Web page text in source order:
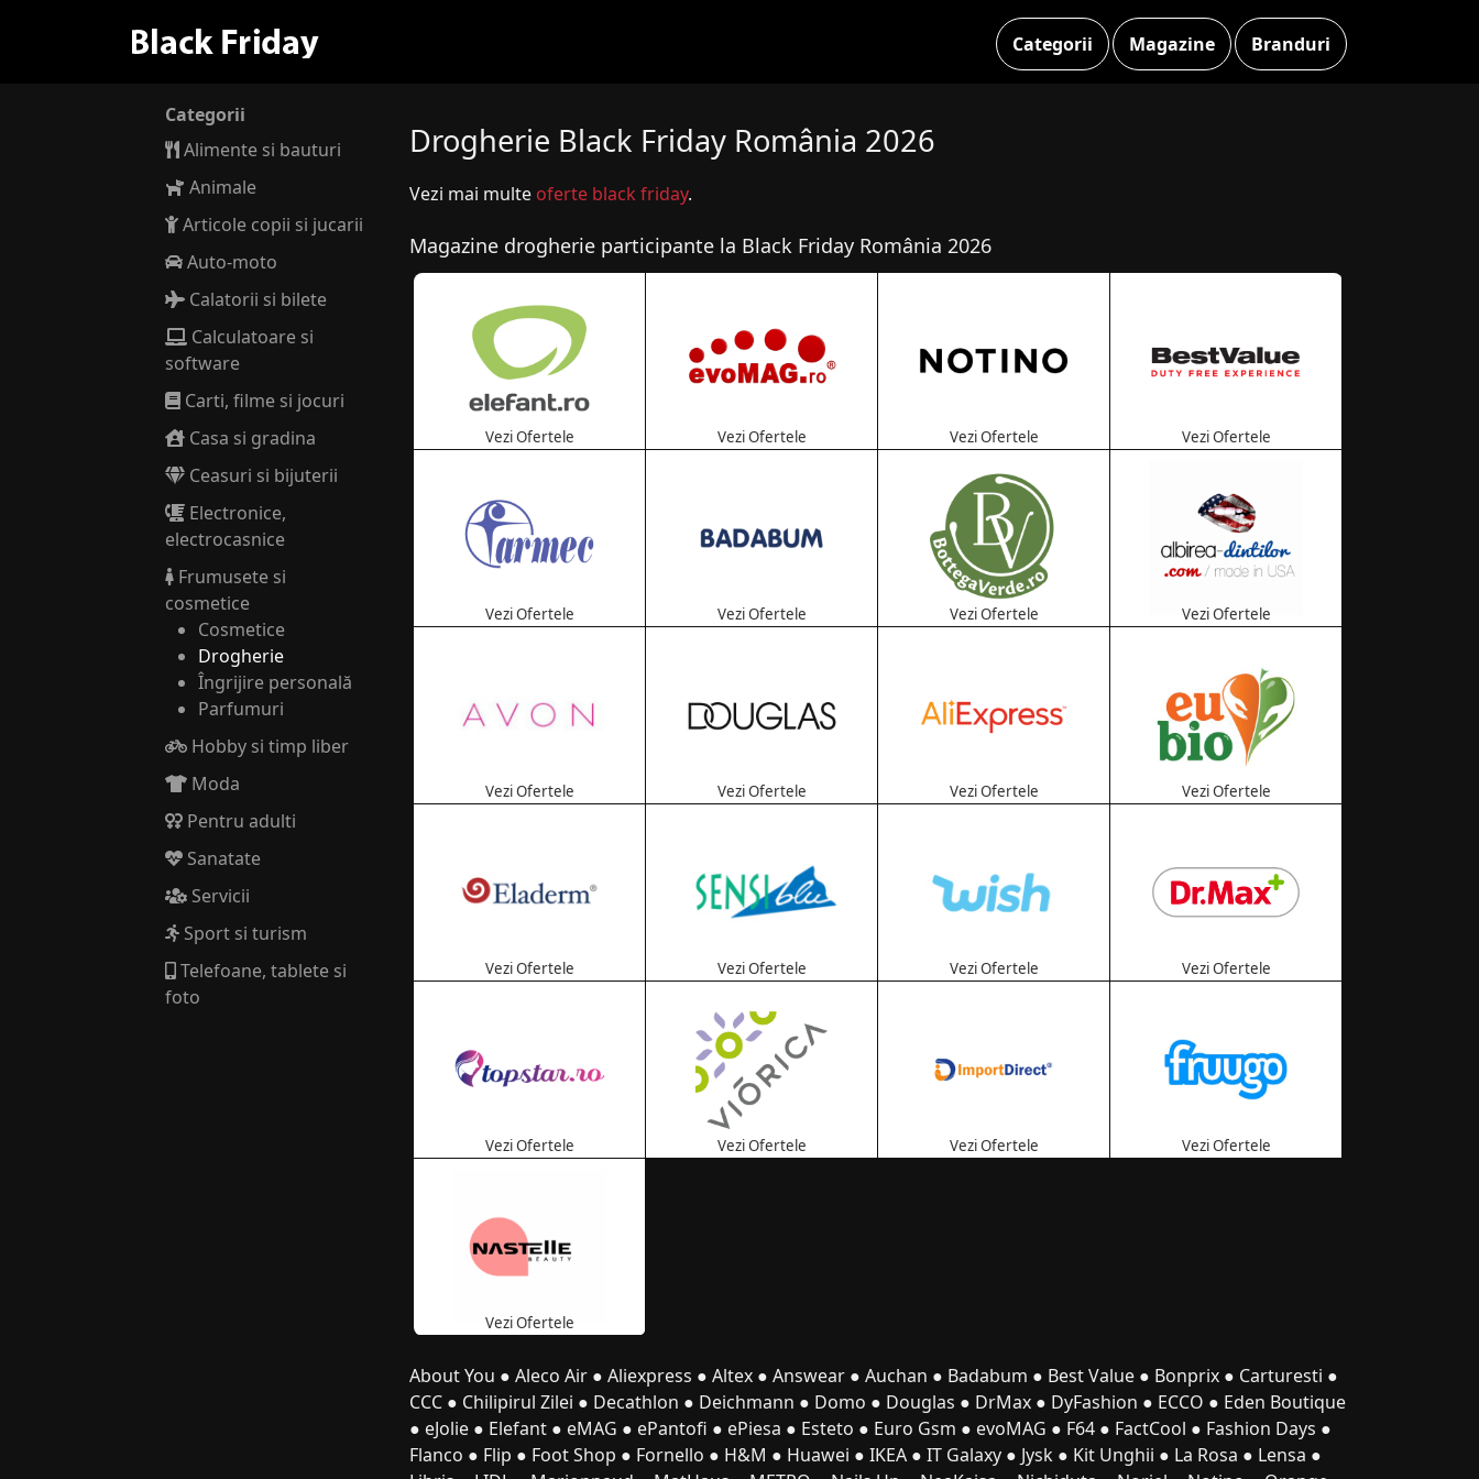
Categorii Magazine Branduri
Drogherie Black Friday România 2026
Vezi mai multe oferte black friday.
Magazine drogherie participante la Black Friday România 2026
Vezi Ofertele Vezi Ofertele Vezi Ofertele Vezi Ofertele
Vezi Ofertele Vezi Ofertele Vezi Ofertele Vezi Ofertele
Vezi Ofertele Vezi Ofertele Vezi Ofertele Vezi Ofertele
Vezi Ofertele Vezi Ofertele Vezi Ofertele Vezi Ofertele
Vezi Ofertele Vezi Ofertele Vezi Ofertele Vezi Ofertele
Vezi Ofertele
About You ● Aleco Air ● Aliexpress ● Altex ● Answear ● Auchan ● Badabum ● Best Value ● Bonprix ● Carturesti ●
CCC ● Chilipirul Zilei ● Decathlon ● Deichmann ● Domo ● Douglas ● DrMax ● DyFashion ● ECCO ● Eden Boutique
● eJolie ● Elefant ● eMAG ● ePantofi ● ePiesa ● Esteto ● Euro Gsm ● evoMAG ● F64 ● FactCool ● Fashion Days ●
Flanco ● Flip ● Foot Shop ● Fornello ● H&M ● Huawei ● IKEA ● IT Galaxy ● Jysk ● Kit Unghii ● La Rosa ● Lensa ●
Categorii
Alimente si bauturi
Animale
Articole copii si jucarii
Auto-moto
Calatorii si bilete
Calculatoare si
software
Carti, filme si jocuri
Casa si gradina
Ceasuri si bijuterii
Electronice,
electrocasnice
Frumusete si
cosmetice
Cosmetice
Drogherie
Îngrijire personală
Parfumuri
Hobby si timp liber
Moda
Pentru adulti
Sanatate
Servicii
Sport si turism
Telefoane, tablete si
foto